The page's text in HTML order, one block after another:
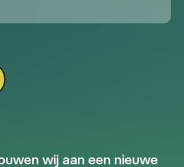
wij aan een nieuwe